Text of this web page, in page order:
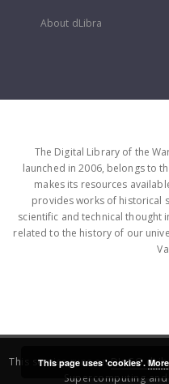
About dLibra
The Digital Library of the
launched in 2006, belongs to
makes its resources
provides works of historical
scientific and technical thought
related to the history of our
This service runs onDInGO
Supercomputing
This page uses 'cookies'.